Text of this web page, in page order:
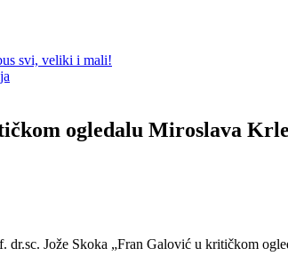
svi, veliki i mali!
ogledalu Miroslava
dr.sc. Jože Skoka „Fran Galović u kritičkom